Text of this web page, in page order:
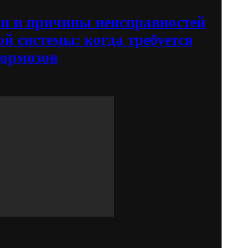
и причины неисправностей
системы: когда требуется